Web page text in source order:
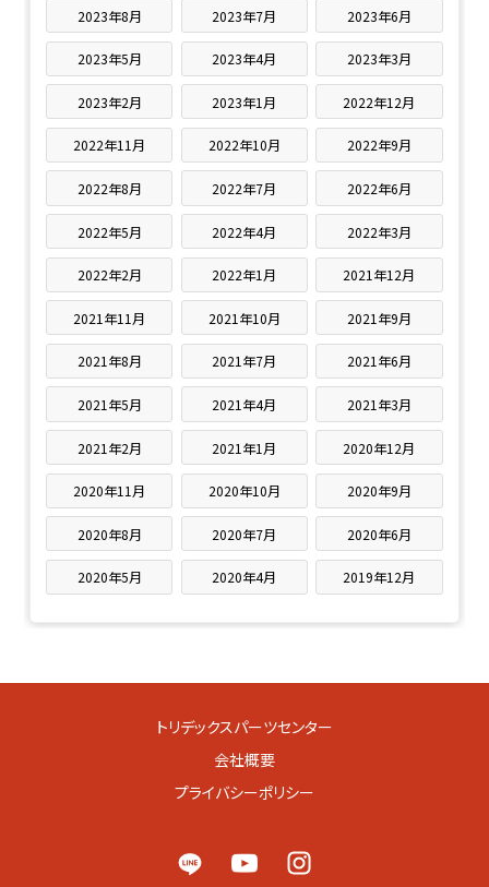
2023年8月 2023年7月 2023年6月
2023年5月 2023年4月 2023年3月
2023年2月 2023年1月 2022年12月
2022年11月 2022年10月 2022年9月
2022年8月 2022年7月 2022年6月
2022年5月 2022年4月 2022年3月
2022年2月 2022年1月 2021年12月
2021年11月 2021年10月 2021年9月
2021年8月 2021年7月 2021年6月
2021年5月 2021年4月 2021年3月
2021年2月 2021年1月 2020年12月
2020年11月 2020年10月 2020年9月
2020年8月 2020年7月 2020年6月
2020年5月 2020年4月 2019年12月
トリデックスパーツセンター
会社概要
プライバシーポリシー